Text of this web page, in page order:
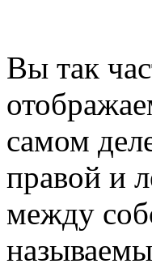
Вы так
самом
правой и
между